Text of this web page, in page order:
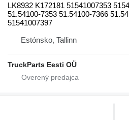
LK8932 K172181 51541007353
51.54100-7353 51.54100-7366
51541007397
Estónsko, Tallinn
TruckParts Eesti OÜ